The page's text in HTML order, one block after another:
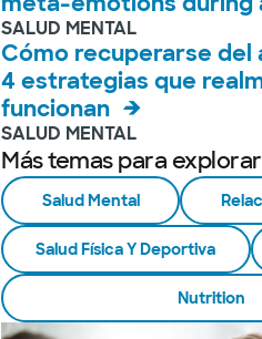
SALUD MENTAL
Cómo recuperarse del
4 estrategias que
funcionan
SALUD MENTAL
Más temas para explorar
Salud Mental
Salud Física Y Deportiva
Nutrition